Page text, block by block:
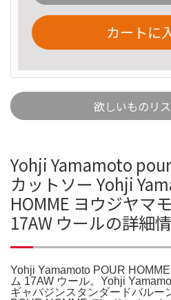
カートに
欲しいものリ
Yohji Yamamoto
カットソー Yohji
HOMME ヨウジヤマ
17AW ウールの詳細
Yohji Yamamoto POUR
ム 17AW ウール。Yohji
ギャバジンスタンダードバルー